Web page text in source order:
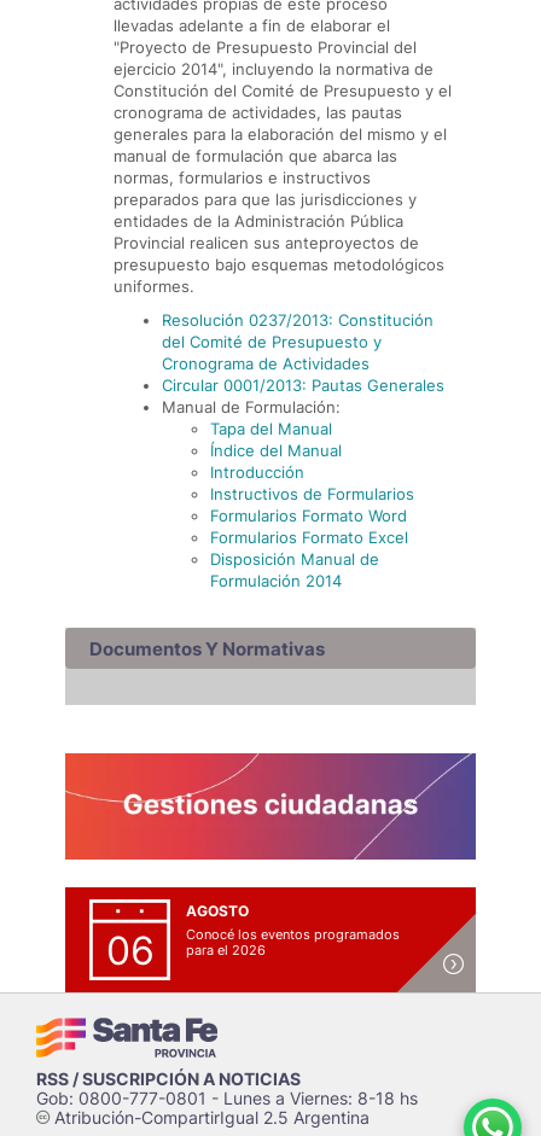
llevadas adelante a fin de elaborar el
"Proyecto de Presupuesto Provincial del
ejercicio 2014", incluyendo la normativa de
Constitución del Comité de Presupuesto y el
cronograma de actividades, las pautas
generales para la elaboración del mismo y el
manual de formulación que abarca las
normas, formularios e instructivos
preparados para que las jurisdicciones y
entidades de la Administración Pública
Provincial realicen sus anteproyectos de
presupuesto bajo esquemas metodológicos
uniformes.
Resolución 0237/2013: Constitución
del Comité de Presupuesto y
Cronograma de Actividades
Circular 0001/2013: Pautas Generales
Manual de Formulación:
Tapa del Manual
Índice del Manual
Introducción
Instructivos de Formularios
Formularios Formato Word
Formularios Formato Excel
Disposición Manual de
Formulación 2014
Documentos Y Normativas
06
AGOSTO
Conocé los eventos programados
para el 2026
RSS / SUSCRIPCIÓN A NOTICIAS
Gob: 0800-777-0801 - Lunes a Viernes: 8-18 hs
cAtribución-CompartirIgual 2.5 Argentina